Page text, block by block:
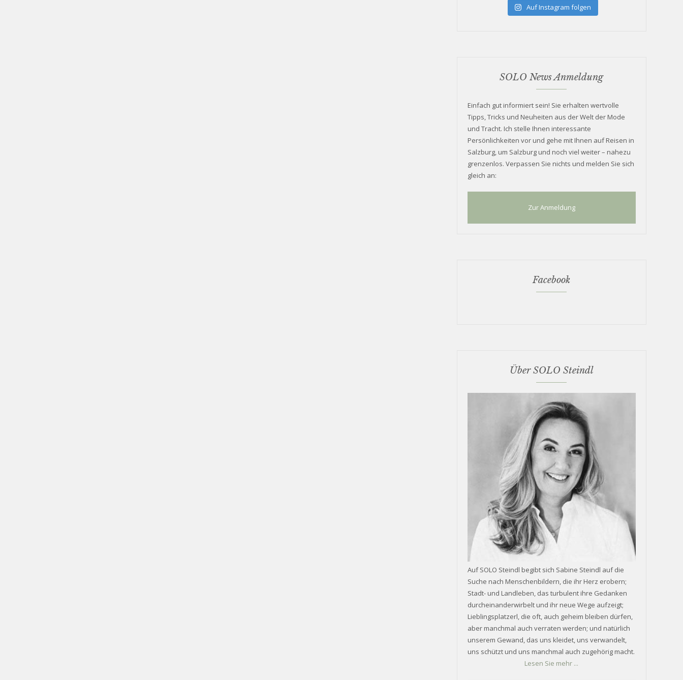
Auf Instagram folgen
SOLO News Anmeldung
Einfach gut informiert sein! Sie erhalten wertvolle
Tipps, Tricks und Neuheiten aus der Welt der Mode
und Tracht. Ich stelle Ihnen interessante
Persönlichkeiten vor und gehe mit Ihnen auf Reisen in
Salzburg, um Salzburg und noch viel weiter – nahezu
grenzenlos. Verpassen Sie nichts und melden Sie sich
gleich an:
Zur Anmeldung
Facebook
Über SOLO Steindl
Auf SOLO Steindl begibt sich Sabine Steindl auf die
Suche nach Menschenbildern, die ihr Herz erobern;
Stadt- und Landleben, das turbulent ihre Gedanken
durcheinanderwirbelt und ihr neue Wege aufzeigt;
Lieblingsplatzerl, die oft, auch geheim bleiben dürfen,
aber manchmal auch verraten werden; und natürlich
unserem Gewand, das uns kleidet, uns verwandelt,
uns schützt und uns manchmal auch zugehörig macht.
Lesen Sie mehr ...